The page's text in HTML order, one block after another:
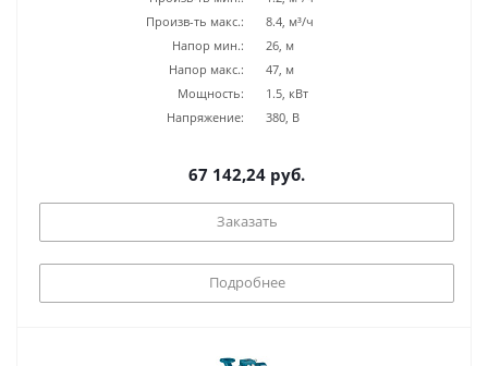
Произв-ть макс.:
8.4, м³/ч
Напор мин.:
26, м
Напор макс.:
47, м
Мощность:
1.5, кВт
Напряжение:
380, В
67 142,24 руб.
Заказать
Подробнее